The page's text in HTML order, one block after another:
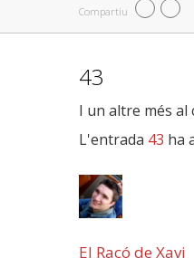
Compartiu
43
I un altre més al
L'entrada 43 ha
El Racó de Xavi